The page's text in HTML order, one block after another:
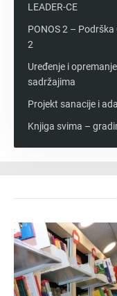
LEADER-CE
PONOS 2 –
2
Uređenje i
sadržajima
Projekt sanacije i
Knjiga svima –